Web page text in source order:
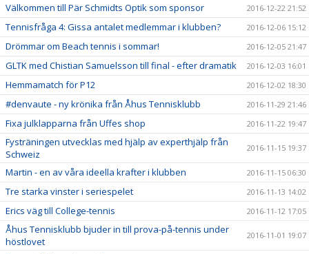
Välkommen till Pär Schmidts Optik som sponsor 2016-12-22 21:52
Tennisfråga 4: Gissa antalet medlemmar i klubben? 2016-12-06 15:12
Drömmar om Beach tennis i sommar! 2016-12-05 21:47
GLTK med Chistian Samuelsson till final - efter dramatik 2016-12-03 16:01
Hemmamatch för P12 2016-12-02 18:30
#denvaute - ny krönika från Åhus Tennisklubb 2016-11-29 21:46
Fixa julklapparna från Uffes shop 2016-11-22 19:47
Fysträningen utvecklas med hjälp av experthjälp från
Schweiz
2016-11-15 19:37
Martin - en av våra ideella krafter i klubben 2016-11-15 06:30
Tre starka vinster i seriespelet 2016-11-13 14:02
Erics väg till College-tennis 2016-11-12 17:05
Åhus Tennisklubb bjuder in till prova-på-tennis under
höstlovet
2016-11-01 19:07